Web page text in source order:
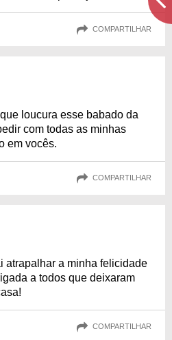
COMPARTILHAR
loucura esse babado da
com todas as minhas
em vocês.
COMPARTILHAR
atrapalhar a minha felicidade
a todos que deixaram
COMPARTILHAR